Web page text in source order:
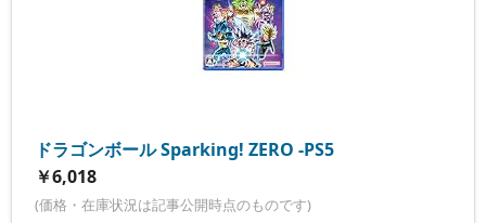
ドラゴンボール Sparking! ZERO -PS5
￥6,018
(価格・在庫状況は記事公開時点のものです)